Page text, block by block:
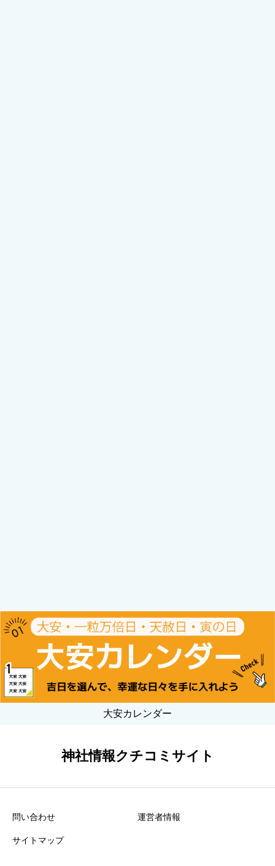
大安カレンダー
神社情報クチコミサイト
問い合わせ
サイトマップ
運営者情報